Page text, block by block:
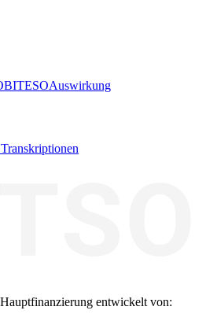
BITESOAuswirkung
entwickelt von: